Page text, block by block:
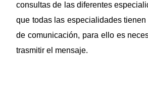
consultas de las diferentes
que todas las especialidades tienen
de comunicación, para ello es
trasmitir el mensaje.